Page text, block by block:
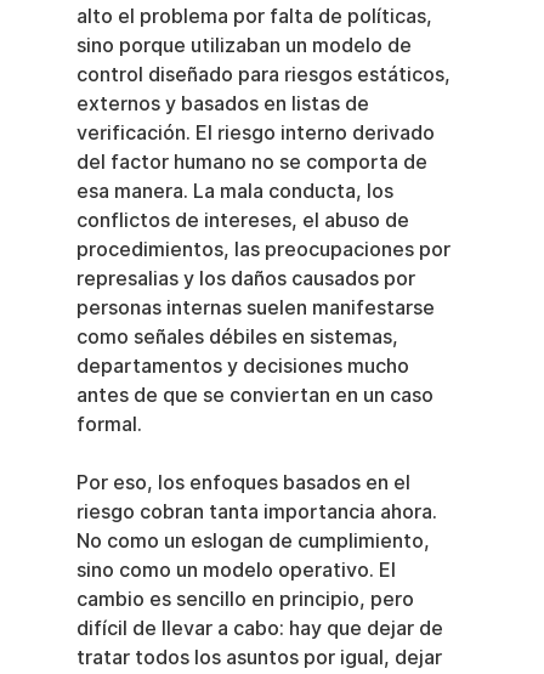
alto el problema por falta de políticas,
sino porque utilizaban un modelo de
control diseñado para riesgos estáticos,
externos y basados en listas de
verificación. El riesgo interno derivado
del factor humano no se comporta de
esa manera. La mala conducta, los
conflictos de intereses, el abuso de
procedimientos, las preocupaciones por
represalias y los daños causados por
personas internas suelen manifestarse
como señales débiles en sistemas,
departamentos y decisiones mucho
antes de que se conviertan en un caso
formal.
Por eso, los enfoques basados en el
riesgo cobran tanta importancia ahora.
No como un eslogan de cumplimiento,
sino como un modelo operativo. El
cambio es sencillo en principio, pero
difícil de llevar a cabo: hay que dejar de
tratar todos los asuntos por igual, dejar